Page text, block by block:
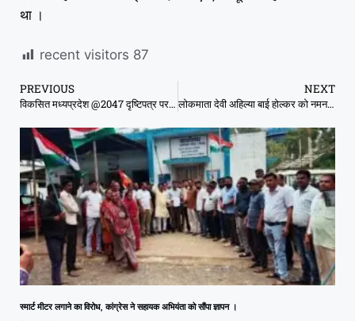
था ।
recent visitors 87
PREVIOUS
विकसित मध्यप्रदेश @2047 दृष्टिपत्र पर मंत्रि-परिषद का मंथन
NEXT
लोकमाता देवी अहिल्या बाई होल्कर को नमन से हुई मंत्रि-परिषद बैठक की शुरुआत
स्मार्ट मीटर लगाने का विरोध, कांग्रेस ने सहायक अभियंता को सौंपा ज्ञापन ।